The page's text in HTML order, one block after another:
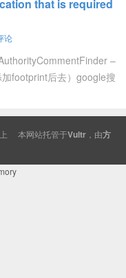
that is required
论
–
footprint后去）google搜
本网站托管于Vultr ，由方